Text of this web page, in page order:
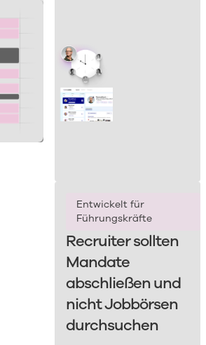
Entwickelt für
Führungskräfte
Recruiter sollten
Mandate
abschließen und
nicht Jobbörsen
durchsuchen